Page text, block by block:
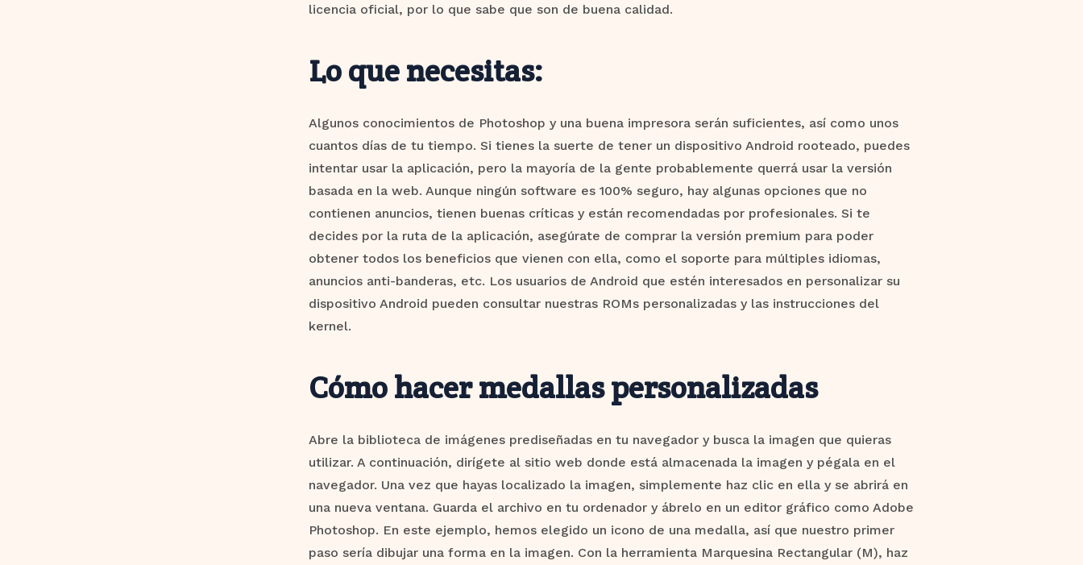
licencia oficial, por lo que sabe que son de buena calidad.
Lo que necesitas:
Algunos conocimientos de Photoshop y una buena impresora serán suficientes, así como unos
cuantos días de tu tiempo. Si tienes la suerte de tener un dispositivo Android rooteado, puedes
intentar usar la aplicación, pero la mayoría de la gente probablemente querrá usar la versión
basada en la web. Aunque ningún software es 100% seguro, hay algunas opciones que no
contienen anuncios, tienen buenas críticas y están recomendadas por profesionales. Si te
decides por la ruta de la aplicación, asegúrate de comprar la versión premium para poder
obtener todos los beneficios que vienen con ella, como el soporte para múltiples idiomas,
anuncios anti-banderas, etc. Los usuarios de Android que estén interesados en personalizar su
dispositivo Android pueden consultar nuestras ROMs personalizadas y las instrucciones del
kernel.
Cómo hacer medallas personalizadas
Abre la biblioteca de imágenes prediseñadas en tu navegador y busca la imagen que quieras
utilizar. A continuación, dirígete al sitio web donde está almacenada la imagen y pégala en el
navegador. Una vez que hayas localizado la imagen, simplemente haz clic en ella y se abrirá en
una nueva ventana. Guarda el archivo en tu ordenador y ábrelo en un editor gráfico como Adobe
Photoshop. En este ejemplo, hemos elegido un icono de una medalla, así que nuestro primer
paso sería dibujar una forma en la imagen. Con la herramienta Marquesina Rectangular (M), haz